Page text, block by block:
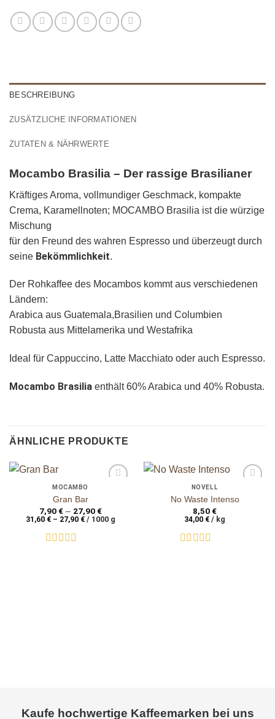
BESCHREIBUNG
ZUSÄTZLICHE INFORMATIONEN
ZUTATEN & NÄHRWERTE
Mocambo Brasilia – Der rassige Brasilianer
Kräftiges Aroma, vollmundiger Geschmack, kompakte
Crema, Karamellnoten; MOCAMBO Brasilia ist die würzige
Mischung
für den Freund des wahren Espresso und überzeugt durch
seine Bekömmlichkeit.
Der Rohkaffee des Mocambos kommt aus verschiedenen
Ländern:
Arabica aus Guatemala,Brasilien und Columbien
Robusta aus Mittelamerika und Westafrika
Ideal für Cappuccino, Latte Macchiato oder auch Espresso.
Mocambo Brasilia enthält 60% Arabica und 40% Robusta.
ÄHNLICHE PRODUKTE
Wunschliste
Gran Bar
MOCAMBO
7,90€– 27,90€
31,60 €– 27,90 €/ 1000 g
Wunschliste
No Waste Intenso
NOVELL
8,50€
34,00 € / kg
Kaufe hochwertige Kaffeemarken bei uns